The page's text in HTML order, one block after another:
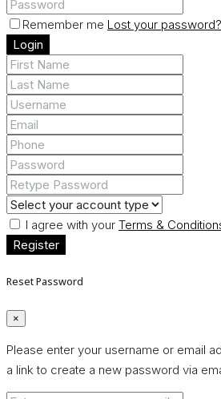
Remember me Lost your password?
Login
I agree with your Terms &
Register
Reset Password
×
Please enter your username or email
a link to create a new password via